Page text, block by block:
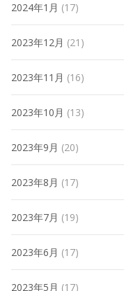
2024年1月 (17)
2023年12月 (21)
2023年11月 (16)
2023年10月 (13)
2023年9月 (20)
2023年8月 (17)
2023年7月 (19)
2023年6月 (17)
2023年5月 (17)